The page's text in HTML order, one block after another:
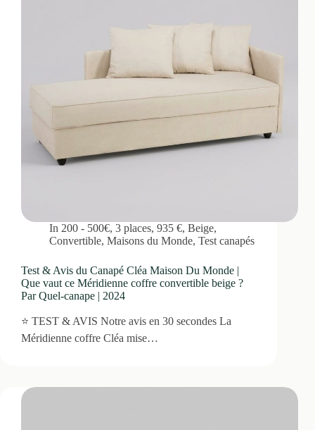
In 200 - 500€,3 places,935 €,Beige,
Convertible, Maisons du Monde, Test canapés
Test & Avis du Canapé Cléa Maison Du Monde |
Que vaut ce Méridienne coffre convertible beige ?
Par Quel-canape | 2024
⭐ TEST & AVIS Notre avis en 30 secondes La
Méridienne coffre Cléa mise…